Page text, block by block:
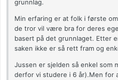
grunnlag.
Min erfaring er at folk i første
de tror vil være bra for deres
basert på det grunnlaget. Etter
saken ikke er så rett fram og
Jussen er sjelden så enkel som
derfor vi studere i 6 år).Men for